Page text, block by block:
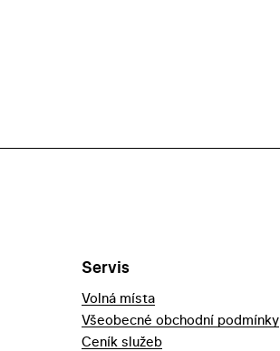
Servis
Volná místa
Všeobecné obchodní podmínky
Ceník služeb